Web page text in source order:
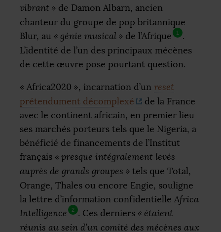
vibrant » de Damon Albarn, ancien
chanteur du groupe de pop britannique
Blur, au « génie musical » de l’Afrique 1
.
L’identité de l’un des principaux mécènes
de cette œuvre pose pourtant question.
« Africa2020 », incarnation d’un reset
prétendument décomplexé
de la France
avec le continent africain, en premier lieu
ses marchés porteurs tels que le Nigeria, a
bénéficié de financements de l’Institut
français « presque intégralement levés
auprès de grands groupes » tels que Total,
Orange, Thales ou encore Engie, souligne
la lettre d’information confidentielle Africa
Intelligence
2 . Ces derniers « étaient
réunis au sein d’un comité des mécènes aux